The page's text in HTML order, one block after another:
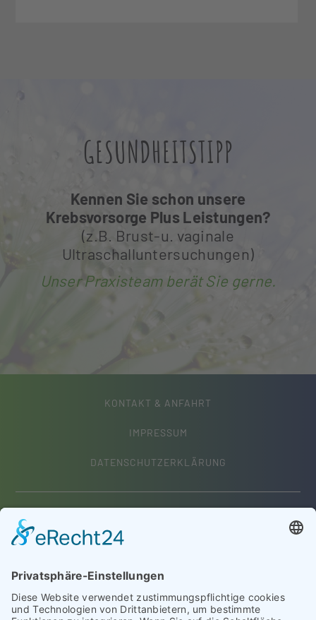
GESUNDHEITSTIPP
Kennen Sie schon unsere
Krebsvorsorge Plus Leistungen?
(z.B. Brust-u. vaginale
Ultraschalluntersuchungen)
Unser Praxisteam berät Sie gerne.
Geiselhöringer Straße 63
Dr. med. Susanne Goldenstein
KONTAKT & ANFAHRT
IMPRESSUM
DATENSCHUTZERKLÄRUNG